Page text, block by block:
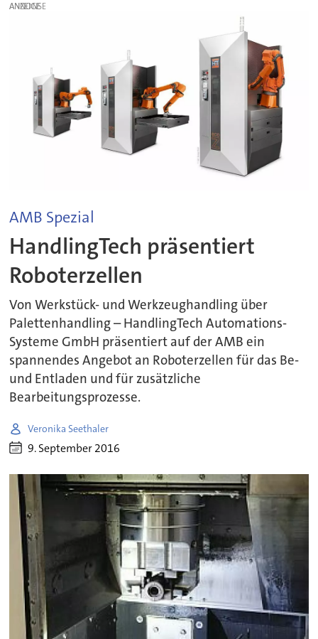
ANZEIGE
AMB Spezial
HandlingTech präsentiert
Roboterzellen
Von Werkstück- und Werkzeughandling über
Palettenhandling – HandlingTech Automations-
Systeme GmbH präsentiert auf der AMB ein
spannendes Angebot an Roboterzellen für das Be-
und Entladen und für zusätzliche
Bearbeitungsprozesse.
Veronika Seethaler
9. September 2016